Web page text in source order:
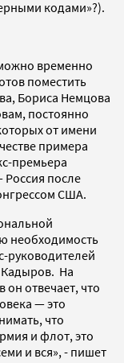
кодами»?).
временно
поместить
Бориса Немцова
постоянно
от имени
примера
премьера
после
США.
необходимость
руководителей
Кадыров. На
отвечает, что
— это
что
и флот, это
и вся», - пишет